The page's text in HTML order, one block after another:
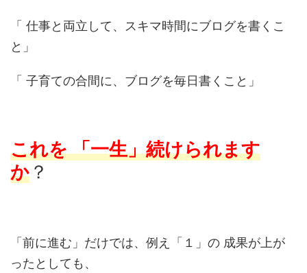
「 仕事と両立して、スキマ時間にブログを書くこ
と」
「 子育ての合間に、ブログを毎日書くこと」
これを 「一生」続けられます
か ？
「前に進む」だけでは、例え「１」の 成果が上が
ったとしても、